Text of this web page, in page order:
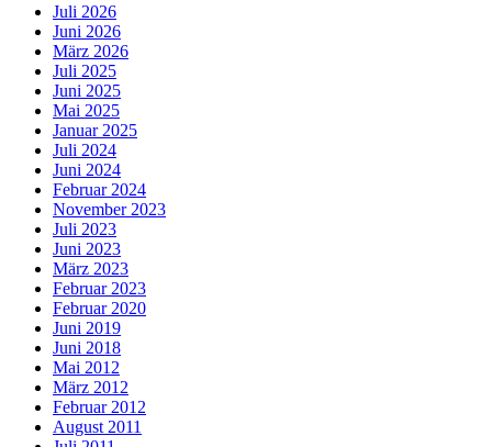
Juli 2026
Juni 2026
März 2026
Juli 2025
Juni 2025
Mai 2025
Januar 2025
Juli 2024
Juni 2024
Februar 2024
November 2023
Juli 2023
Juni 2023
März 2023
Februar 2023
Februar 2020
Juni 2019
Juni 2018
Mai 2012
März 2012
Februar 2012
August 2011